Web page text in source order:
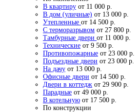
В квартиру от 11 000 р.
В дом (уличные) от 13 000 р.
Утепленные от 14 500 р.
С терморазрывом от 27 800 р.
Тамбурные двери от 11 000 р.
Технические от 9 500 р.
Противопожарные от 23 000 р.
Подъездные двери от 23 000 р.
На дачу от 13 000 р.
Офисные двери от 14 500 р.
Двери в коттедж от 29 900 р.
Парадные от 49 000 р.
В котельную от 17 500 р.
По конструкции